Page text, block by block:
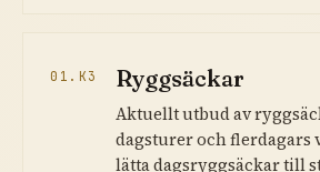
01.K3 Ryggsäckar
Aktuellt utbud av
dagsturer och flerdagars
lätta dagsryggsäckar till